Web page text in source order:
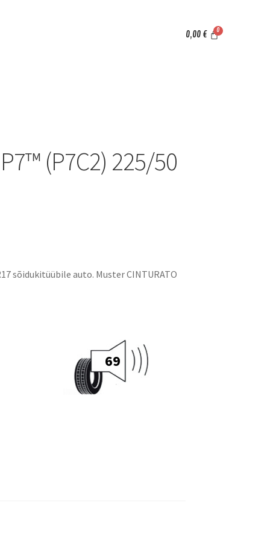
0,00 €
(P7C2) 225/50
sõidukitüübile auto. Muster CINTURATO
69